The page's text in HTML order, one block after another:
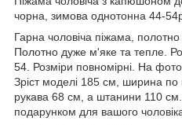
чорна, зимова однотонна 44-
Гарна чоловіча піжама,
Полотно дуже м'яке та тепле.
54. Розміри повномірні. На
Зріст моделі 185 см, ширина
рукава 68 см, а штанини 110
подарунком для вашого